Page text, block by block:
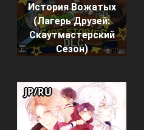
История Вожатых
(Лагерь Друзей:
Скаутмастерский
Сезон)
JP/RU